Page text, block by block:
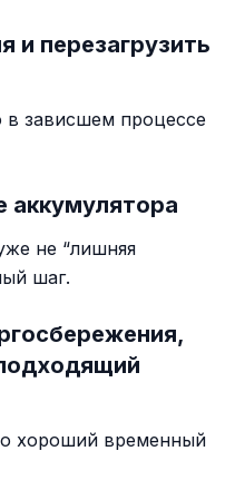
и перезагрузить
в зависшем процессе
аккумулятора
не “лишняя
шаг.
хороший временный